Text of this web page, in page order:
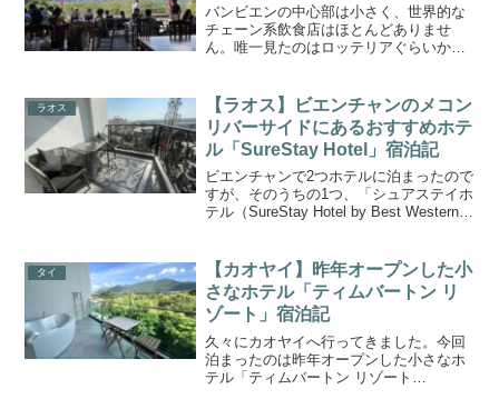
バンビエンの中心部は小さく、世界的な
チェーン系飲食店はほとんどありませ
ん。唯一見たのはロッテリアぐらいか
レストラン・カフェで良かったところを
まとめました。Green R...
ラオス
【ラオス】ビエンチャンのメコン
リバーサイドにあるおすすめホテ
ル「SureStay Hotel」宿泊記
ビエンチャンで2つホテルに泊まったので
すが、そのうちの1つ、「シュアステイホ
テル（SureStay Hotel by Best Western
テルで、メコン...
タイ
【カオヤイ】昨年オープンした小
さなホテル「ティムバートン リ
ゾート」宿泊記
久々にカオヤイへ行ってきました。今回
泊まったのは昨年オープンした小さなホ
テル「ティムバートン リゾート